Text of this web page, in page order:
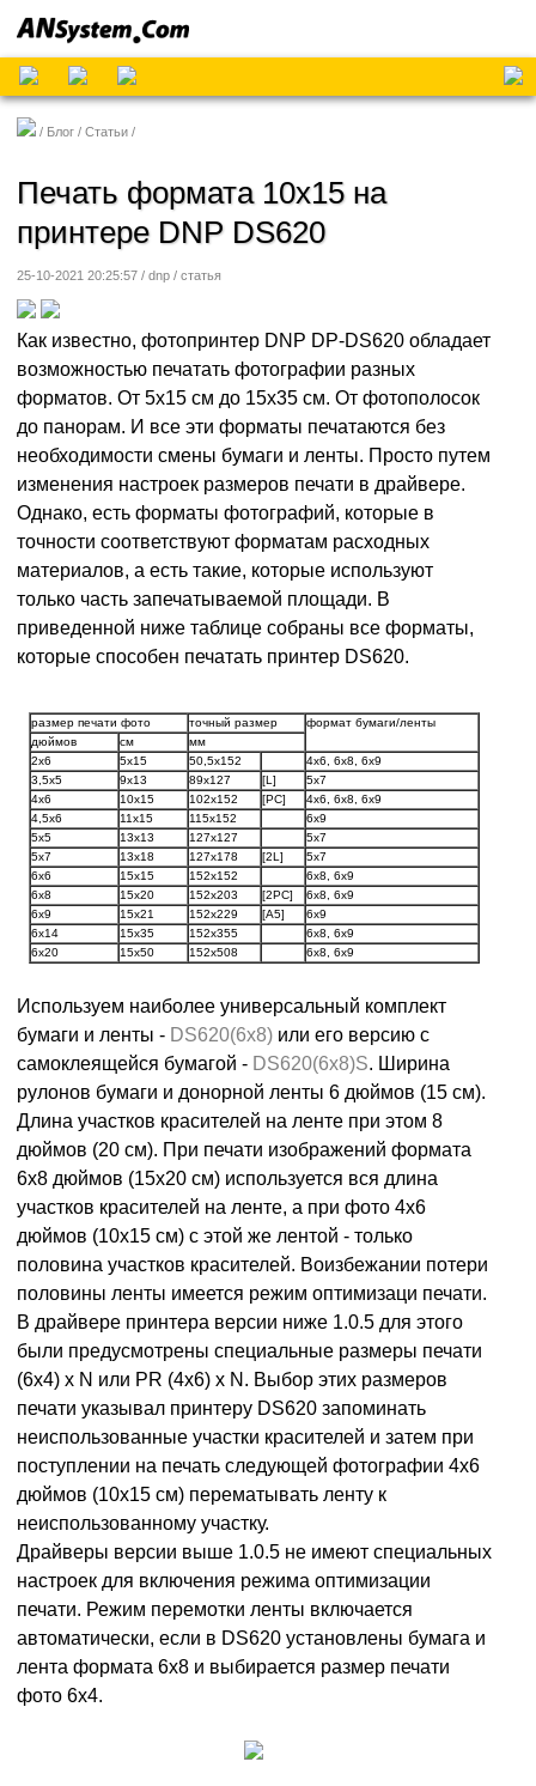
Блог Статьи
Печать формата 10х15 на
принтере DNP DS620
25-10-2021 20:25:57 / dnp / статья
Как известно, фотопринтер DNP DP-DS620 обладает
возможностью печатать фотографии разных
форматов. От 5х15 см до 15х35 см. От фотополосок
до панорам. И все эти форматы печатаются без
необходимости смены бумаги и ленты. Просто путем
изменения настроек размеров печати в драйвере.
Однако, есть форматы фотографий, которые в
точности соответствуют форматам расходных
материалов, а есть такие, которые используют
только часть запечатываемой площади. В
приведенной ниже таблице собраны все форматы,
которые способен печатать принтер DS620.
размер печати фото точный размер
формат бумаги/ленты
дюймов
см
мм
2x6
5х15 50,5x152
4x6, 6x8, 6x9
3,5x5
9х13 89x127 [L]
5x7
4x6
10х15 102x152 [PC]
4x6, 6x8, 6x9
4,5x6
11х15 115x152
6x9
5х5
13х13 127х127
5x7
5x7
13х18 127x178 [2L]
5x7
6x6
15х15 152x152
6x8, 6x9
6x8
15х20 152x203 [2PC]
6x8, 6x9
6x9
15х21 152x229 [A5]
6x9
6x14
15х35 152x355
6x8, 6x9
6x20
15х50 152x508 6x8, 6x9
Используем наиболее универсальный комплект
бумаги и ленты - DS620(6x8)или его версию с
самоклеящейся бумагой - DS620(6x8)S. Ширина
рулонов бумаги и донорной ленты 6 дюймов (15 см).
Длина участков красителей на ленте при этом 8
дюймов (20 см). При печати изображений формата
6x8 дюймов (15х20 см) используется вся длина
участков красителей на ленте, а при фото 4x6
дюймов (10х15 см) с этой же лентой - только
половина участков красителей. Воизбежании потери
половины ленты имеется режим оптимизаци печати.
В драйвере принтера версии ниже 1.0.5 для этого
были предусмотрены специальные размеры печати
(6х4) х N или PR (4x6) х N. Выбор этих размеров
печати указывал принтеру DS620 запоминать
неиспользованные участки красителей и затем при
поступлении на печать следующей фотографии 4x6
дюймов (10х15 см) перематывать ленту к
неиспользованному участку.
Драйверы версии выше 1.0.5 не имеют специальных
настроек для включения режима оптимизации
печати. Режим перемотки ленты включается
автоматически, если в DS620 установлены бумага и
лента формата 6х8 и выбирается размер печати
фото 6х4.